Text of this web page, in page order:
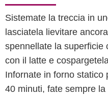
Sistemate la treccia in
lasciatela lievitare
spennellate la superficie
con il latte e
Infornate in forno statico
40 minuti, fate sempre